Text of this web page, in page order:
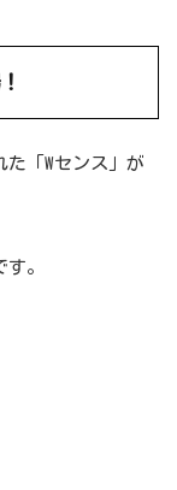
「Wセンス」が
。